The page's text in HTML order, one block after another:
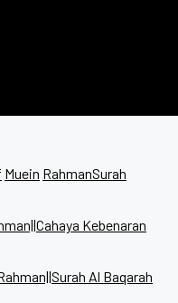
Muein RahmanSurah
Kebenaran
Al Baqarah